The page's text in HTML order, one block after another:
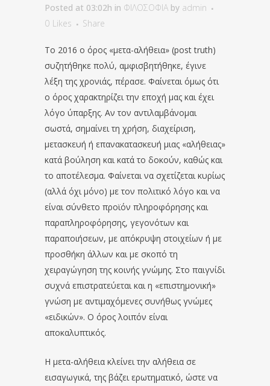
Posted at 03:02h in ΦΙΛΟΣΟΦΙΑ by admin
0 Likes Share
Το 2016 ο όρος «μετα-αλήθεια» (post truth)
συζητήθηκε πολύ, αμφισβητήθηκε, έγινε
λέξη της χρονιάς, πέρασε. Φαίνεται όμως ότι
ο όρος χαρακτηρίζει την εποχή μας και έχει
λόγο ύπαρξης. Αν τον αντιλαμβάνομαι
σωστά, σημαίνει τη χρήση, διαχείριση,
μετασκευή ή επανακατασκευή μιας «αλήθειας»
κατά βούληση και κατά το δοκούν, καθώς και
το αποτέλεσμα. Φαίνεται να σχετίζεται κυρίως
(αλλά όχι μόνο) με τον πολιτικό λόγο και να
είναι σύνθετο προϊόν πληροφόρησης και
παραπληροφόρησης, γεγονότων και
παραποιήσεων, με απόκρυψη στοιχείων ή με
προσθήκη άλλων και με σκοπό τη
χειραγώγηση της κοινής γνώμης. Στο παιγνίδι
συχνά επιστρατεύεται και η «επιστημονική»
γνώση με αντιμαχόμενες συνήθως γνώμες
«ειδικών». Ο όρος λοιπόν είναι
αποκαλυπτικός.
Η μετα-αλήθεια κλείνει την αλήθεια σε
εισαγωγικά, της βάζει ερωτηματικό, ώστε να